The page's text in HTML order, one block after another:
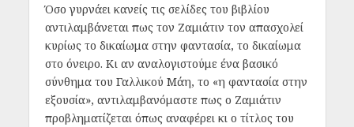
Όσο γυρνάει κανείς τις σελίδες του βιβλίου
αντιλαμβάνεται πως τον Ζαμιάτιν τον απασχολεί
κυρίως το δικαίωμα στην φαντασία, το δικαίωμα
στο όνειρο. Κι αν αναλογιστούμε ένα βασικό
σύνθημα του Γαλλικού Μάη, το «η φαντασία στην
εξουσία», αντιλαμβανόμαστε πως ο Ζαμιάτιν
προβληματίζεται όπως αναφέρει κι ο τίτλος του